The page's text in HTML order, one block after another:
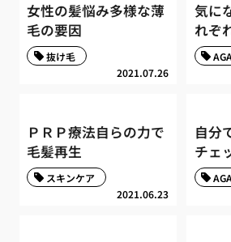
女性の髪悩み多様な薄
毛の要因
2021.07.26
抜け毛
気に
れぞ
AGA
ＰＲＰ療法自らの力で
毛髪再生
2021.06.23
スキンケア
自分
チェ
AGA